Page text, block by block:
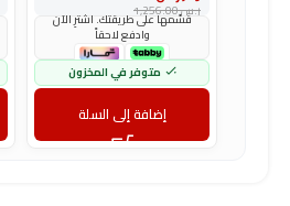
ر.س1,256.00
قسّمها على طريقتك. اشترِ الآن
وادفع لاحقاً
متوفر في المخزون
إضافة إلى السلة